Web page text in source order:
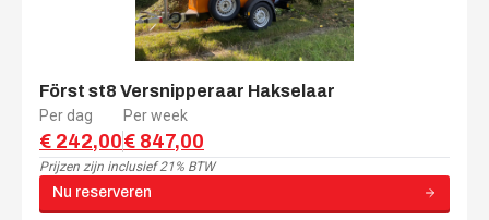
Först st8 Versnipperaar Hakselaar
Per dag
€ 242,00
Per week
€ 847,00
Prijzen zijn inclusief 21% BTW
Nu reserveren